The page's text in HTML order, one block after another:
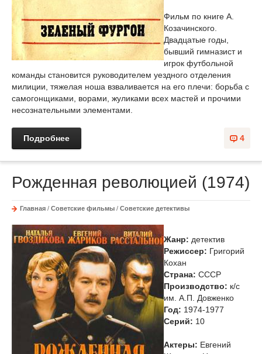
Фильм по книге А.
Козачинского.
Двадцатые годы,
бывший гимназист и
игрок футбольной
команды становится руководителем уездного отделения
милиции, тяжелая ноша взваливается на его плечи: борьба с
самогонщиками, ворами, жуликами всех мастей и прочими
несознательными элементами.
4
Подробнее
Рожденная революцией (1974)
Главная / Советские фильмы / Советские детективы
Жанр: детектив
Режиссер: Григорий
Кохан
Страна: СССР
Производство: к/с
им. А.П. Довженко
Год: 1974-1977
Cерий: 10
Актеры: Евгений